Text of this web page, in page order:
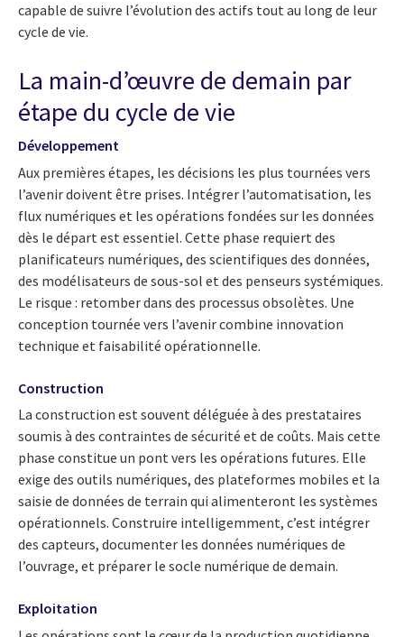
capable de suivre l’évolution des actifs tout au long de leur
cycle de vie.
La main-d’œuvre de demain par
étape du cycle de vie
Développement
Aux premières étapes, les décisions les plus tournées vers
l’avenir doivent être prises. Intégrer l’automatisation, les
flux numériques et les opérations fondées sur les données
dès le départ est essentiel. Cette phase requiert des
planificateurs numériques, des scientifiques des données,
des modélisateurs de sous-sol et des penseurs systémiques.
Le risque : retomber dans des processus obsolètes. Une
conception tournée vers l’avenir combine innovation
technique et faisabilité opérationnelle.
Construction
La construction est souvent déléguée à des prestataires
soumis à des contraintes de sécurité et de coûts. Mais cette
phase constitue un pont vers les opérations futures. Elle
exige des outils numériques, des plateformes mobiles et la
saisie de données de terrain qui alimenteront les systèmes
opérationnels. Construire intelligemment, c’est intégrer
des capteurs, documenter les données numériques de
l’ouvrage, et préparer le socle numérique de demain.
Exploitation